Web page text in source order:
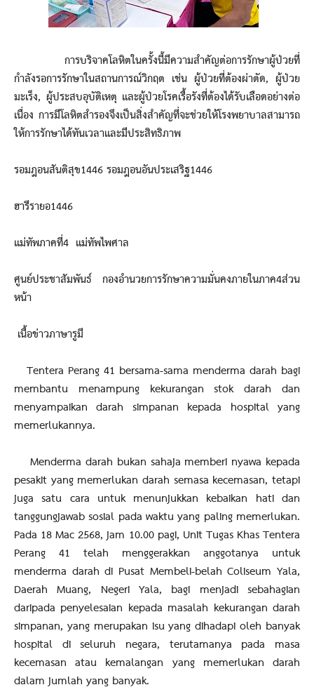
การบริจาคโลหิตในครั้งนี้มีความสำคัญต่อการรักษาผู้ป่วยที่
กำลังรอการรักษาในสถานการณ์วิกฤต เช่น ผู้ป่วยที่ต้องผ่าตัด, ผู้ป่วย
มะเร็ง, ผู้ประสบอุบัติเหตุ และผู้ป่วยโรคเรื้อรังที่ต้องได้รับเลือดอย่างต่อ
เนื่อง การมีโลหิตสำรองจึงเป็นสิ่งสำคัญที่จะช่วยให้โรงพยาบาลสามารถ
ให้การรักษาได้ทันเวลาและมีประสิทธิภาพ
รอมฎอนสันติสุข1446 รอมฎอนอันประเสริฐ1446
ฮารีรายอ1446
แม่ทัพภาคที่4 แม่ทัพไพศาล
ศูนย์ประชาสัมพันธ์ กองอำนวยการรักษาความมั่นคงภายในภาค4ส่วน
หน้า
เนื้อข่าวภาษารูมี
Tentera Perang 41 bersama-sama menderma darah bagi
membantu menampung kekurangan stok darah dan
menyampaikan darah simpanan kepada hospital yang
memerlukannya.
Menderma darah bukan sahaja memberi nyawa kepada
pesakit yang memerlukan darah semasa kecemasan, tetapi
juga satu cara untuk menunjukkan kebaikan hati dan
tanggungjawab sosial pada waktu yang paling memerlukan.
Pada 18 Mac 2568, jam 10.00 pagi, Unit Tugas Khas Tentera
Perang 41 telah menggerakkan anggotanya untuk
menderma darah di Pusat Membeli-belah Coliseum Yala,
Daerah Muang, Negeri Yala, bagi menjadi sebahagian
daripada penyelesaian kepada masalah kekurangan darah
simpanan, yang merupakan isu yang dihadapi oleh banyak
hospital di seluruh negara, terutamanya pada masa
kecemasan atau kemalangan yang memerlukan darah
dalam jumlah yang banyak.